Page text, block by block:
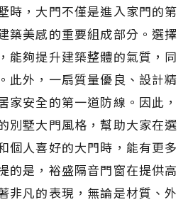
時，大門不僅是進入家門的第
築美感的重要組成部分。選擇
能夠提升建築整體的氣質，同
此外，一扇質量優良、設計精
家安全的第一道防線。因此，
別墅大門風格，幫助大家在選
個人喜好的大門時，能有更多
的是，裕盛隔音門窗在提供高
非凡的表現，無論是材質、外